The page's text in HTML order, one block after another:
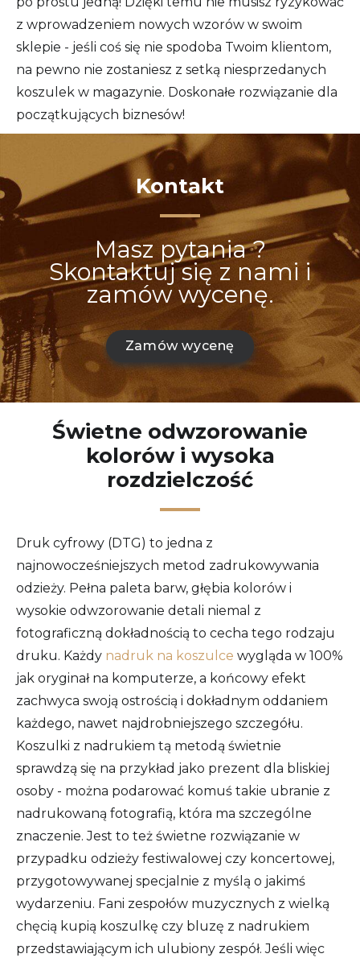
z wprowadzeniem nowych wzorów w swoim
sklepie - jeśli coś się nie spodoba Twoim klientom,
na pewno nie zostaniesz z setką niesprzedanych
koszulek w magazynie. Doskonałe rozwiązanie dla
początkujących biznesów!
Kontakt
Masz pytania ?
Skontaktuj się z nami i
zamów wycenę.
Zamów wycenę
Świetne odwzorowanie
kolorów i wysoka
rozdzielczość
Druk cyfrowy (DTG) to jedna z
najnowocześniejszych metod zadrukowywania
odzieży. Pełna paleta barw, głębia kolorów i
wysokie odwzorowanie detali niemal z
fotograficzną dokładnością to cecha tego rodzaju
druku. Każdy nadruk na koszulce wygląda w 100%
jak oryginał na komputerze, a końcowy efekt
zachwyca swoją ostrością i dokładnym oddaniem
każdego, nawet najdrobniejszego szczegółu.
Koszulki z nadrukiem tą metodą świetnie
sprawdzą się na przykład jako prezent dla bliskiej
osoby - można podarować komuś takie ubranie z
nadrukowaną fotografią, która ma szczególne
znaczenie. Jest to też świetne rozwiązanie w
przypadku odzieży festiwalowej czy koncertowej,
przygotowywanej specjalnie z myślą o jakimś
wydarzeniu. Fani zespołów muzycznych z wielką
chęcią kupią koszulkę czy bluzę z nadrukiem
przedstawiającym ich ulubiony zespół. Jeśli więc